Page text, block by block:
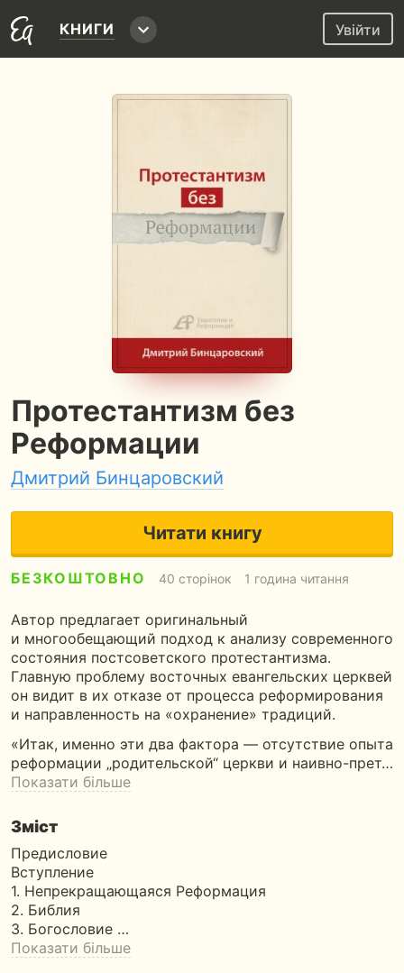
КНИГИ Увійти
Протестантизм без
Реформации
Дмитрий Бинцаровский
Читати книгу
БЕЗКОШТОВНО 40 сторінок 1 година читання
Автор предлагает оригинальный
и многообещающий подход к анализу современного
состояния постсоветского протестантизма.
Главную проблему восточных евангельских церквей
он видит в их отказе от процесса реформирования
и направленность на «охранение» традиций.
«Итак, именно эти два фактора — отсутствие опыта
реформации „родительской“ церкви и наивно-прет…
Показати більше
Зміст
Предисловие
Вступление
1. Непрекращающаяся Реформация
2. Библия
3. Богословие …
Показати більше